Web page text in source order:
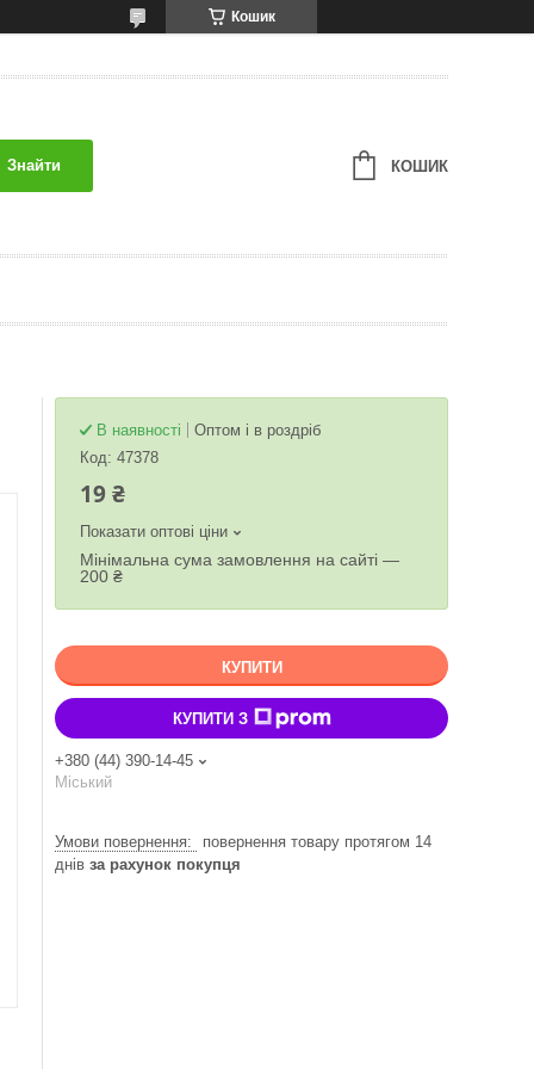
Кошик
Знайти КОШИК
В наявності
Оптом і в роздріб
Код: 47378
19 ₴
Показати оптові ціни
Мінімальна сума замовлення на сайті —
200 ₴
КУПИТИ
КУПИТИ З
+380 (44) 390-14-45
Міський
повернення товару протягом 14
днів за рахунок покупця